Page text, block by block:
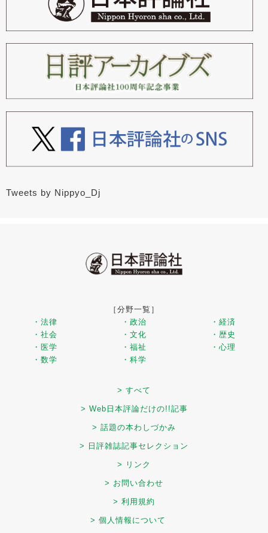
Tweets by Nippyo_Dj
［分野一覧］
・法律
・政治
・経済
・社会
・文化
・歴史
・医学
・福祉
・心理
・数学
・科学
> すべて
> Web日本評論だけの!!記事
> 話題の本わしづかみ
> 日評雑誌記事セレクション
> リンク
> お問い合わせ
> 利用規約
> 個人情報について